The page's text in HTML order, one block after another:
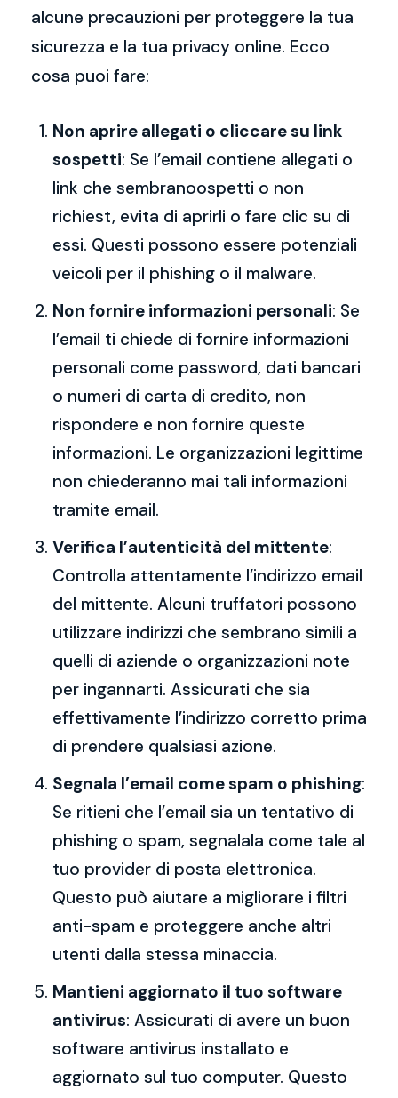
alcune precauzioni per proteggere la tua
sicurezza e la tua privacy online. Ecco
cosa puoi fare:
Non aprire allegati o cliccare su link
sospetti: Se l’email contiene allegati o
link che sembranoospetti o non
richiest, evita di aprirli o fare clic su di
essi. Questi possono essere potenziali
veicoli per il phishing o il malware.
Non fornire informazioni personali: Se
l’email ti chiede di fornire informazioni
personali come password, dati bancari
o numeri di carta di credito, non
rispondere e non fornire queste
informazioni. Le organizzazioni legittime
non chiederanno mai tali informazioni
tramite email.
Verifica l’autenticità del mittente:
Controlla attentamente l’indirizzo email
del mittente. Alcuni truffatori possono
utilizzare indirizzi che sembrano simili a
quelli di aziende o organizzazioni note
per ingannarti. Assicurati che sia
effettivamente l’indirizzo corretto prima
di prendere qualsiasi azione.
Segnala l’email come spam o phishing:
Se ritieni che l’email sia un tentativo di
phishing o spam, segnalala come tale al
tuo provider di posta elettronica.
Questo può aiutare a migliorare i filtri
anti-spam e proteggere anche altri
utenti dalla stessa minaccia.
Mantieni aggiornato il tuo software
antivirus: Assicurati di avere un buon
software antivirus installato e
aggiornato sul tuo computer. Questo